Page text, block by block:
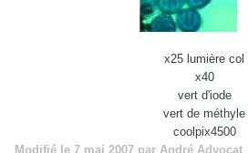
x25 lumière col
x40
vert d'iode
vert de méthyle
coolpix4500
Modifié le 7 mai 2007 par André Advocat